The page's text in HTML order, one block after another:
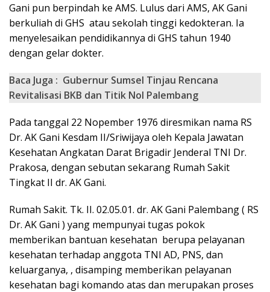
Gani pun berpindah ke AMS. Lulus dari AMS, AK Gani
berkuliah di GHS atau sekolah tinggi kedokteran. Ia
menyelesaikan pendidikannya di GHS tahun 1940
dengan gelar dokter.
Baca Juga : Gubernur Sumsel Tinjau Rencana
Revitalisasi BKB dan Titik Nol Palembang
Pada tanggal 22 Nopember 1976 diresmikan nama RS
Dr. AK Gani Kesdam II/Sriwijaya oleh Kepala Jawatan
Kesehatan Angkatan Darat Brigadir Jenderal TNI Dr.
Prakosa, dengan sebutan sekarang Rumah Sakit
Tingkat II dr. AK Gani.
Rumah Sakit. Tk. II. 02.05.01. dr. AK Gani Palembang ( RS
Dr. AK Gani ) yang mempunyai tugas pokok
memberikan bantuan kesehatan berupa pelayanan
kesehatan terhadap anggota TNI AD, PNS, dan
keluarganya, , disamping memberikan pelayanan
kesehatan bagi komando atas dan merupakan proses